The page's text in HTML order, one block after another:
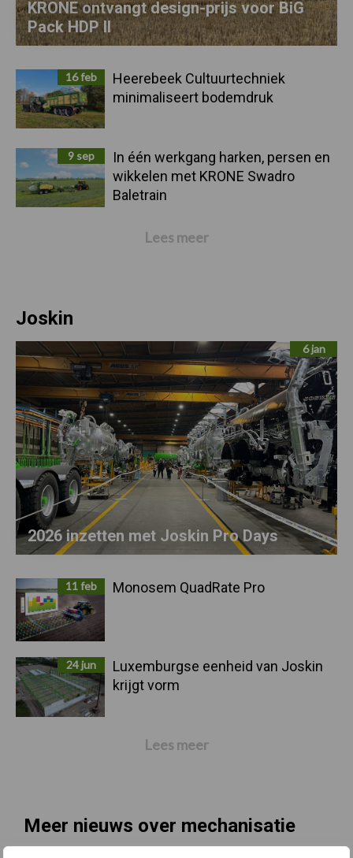
KRONE ontvangt design-prijs voor BiG
Pack HDP II
16 feb
Heerebeek Cultuurtechniek
minimaliseert bodemdruk
9 sep
In één werkgang harken, persen en
wikkelen met KRONE Swadro
Baletrain
Lees meer
Joskin
6 jan
2026 inzetten met Joskin Pro Days
11 feb Monosem QuadRate Pro
24 jun
Luxemburgse eenheid van Joskin
krijgt vorm
Lees meer
Meer nieuws over mechanisatie